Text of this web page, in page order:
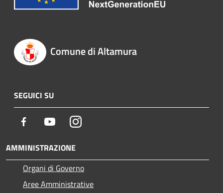
Comune di Altamura
SEGUICI SU
Facebook YoutubeInstagram
AMMINISTRAZIONE
Organi di Governo
Aree Amministrative